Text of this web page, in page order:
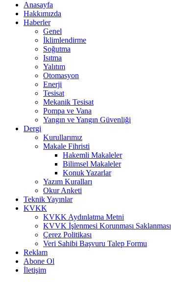
Anasayfa
Hakkımızda
Haberler
Genel
İklimlendirme
Soğutma
Isıtma
Yalıtım
Otomasyon
Enerji
Tesisat
Mekanik Tesisat
Pompa ve Vana
Yangın ve Yangın Güvenliği
Dergi
Kurullarımız
Makale Fihristi
Hakemli Makaleler
Bilimsel Makaleler
Konuk Yazarlar
Yazım Kuralları
Okur Anketi
Teknik Yayınlar
KVKK
KVKK Aydınlatma Metni
KVVK İşlenmesi Korunması Saklanması
Çerez Politikası
Veri Sahibi Başvuru Talep Formu
Reklam
Abone Ol
İletişim